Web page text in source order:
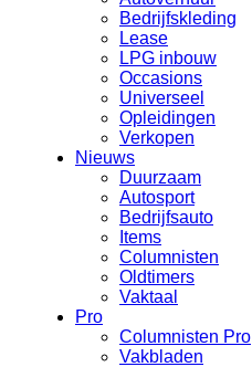
Bedrijfskleding
Lease
LPG inbouw
Occasions
Universeel
Opleidingen
Verkopen
Nieuws
Duurzaam
Autosport
Bedrijfsauto
Items
Columnisten
Oldtimers
Vaktaal
Pro
Columnisten Pro
Vakbladen